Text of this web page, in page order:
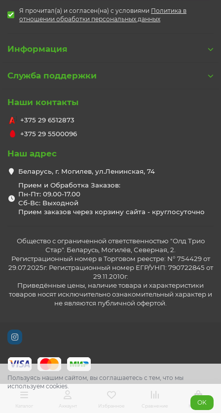
Пользуясь нашим сайтом, вы соглашаетесь с тем, что мы
используем cookies.
OK
Я прочитал(а) и согласен(на) с условиями Политика в
отношении обработки персональных данных
Информация
Служба поддержки
Наши контакты
+375 29 6512873
+375 29 5500096
Наш адрес
Беларусь, г. Могилев, ул.Ленинская, 74
Прием и Обработка Заказов:
Пн-Пт: 09.00-17.00
Сб-Вс: Выходной
Прием заказов через корзину сайта - круглосуточно
Общество с ограниченной ответственностью "Олд Трио
Стар". Беларусь, Могилёв, Северная, 2.
Регистрационный номер в Торговом реестре: N° 754429 от
29.07.2025г. Регистрационный номер ЕГР/УНП: 790722845 от
29.11.2010г.
Приведённые цены, наличие товара и характеристики
товаров носят исключительно ознакомительный характер и
не являются публичной офертой.
Каталог Аккаунт Избранное Сравнение Корзина